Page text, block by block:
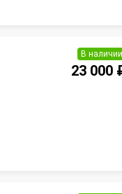
В наличии
23 000